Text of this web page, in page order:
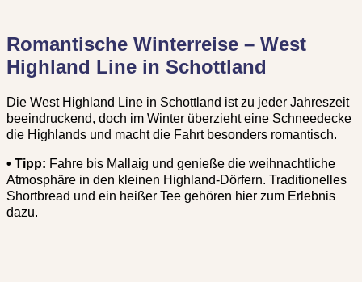
Romantische Winterreise – West
Highland Line in Schottland
Die West Highland Line in Schottland ist zu jeder Jahreszeit
beeindruckend, doch im Winter überzieht eine Schneedecke
die Highlands und macht die Fahrt besonders romantisch.
• Tipp: Fahre bis Mallaig und genieße die weihnachtliche
Atmosphäre in den kleinen Highland-Dörfern. Traditionelles
Shortbread und ein heißer Tee gehören hier zum Erlebnis
dazu.